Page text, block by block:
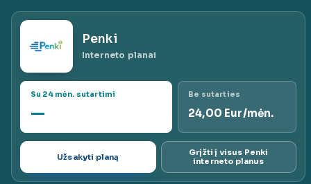
paslaug
|
VisiPlan
ai.lt
Penki
Interneto planai
Su 24 mėn. sutartimi
—
Be sutarties
24,00 Eur/mėn.
Užsakyti planą
Grįžti į visus Penki
interneto planus